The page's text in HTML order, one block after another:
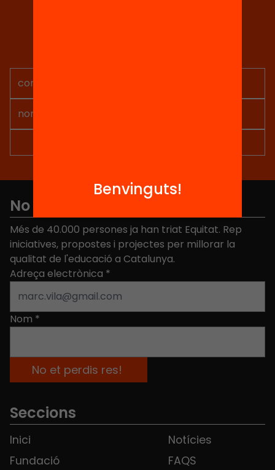
permetrà identificar, juntament amb […]
No et perdis res
Més de 40.000 persones ja han triat Equitat. Rep
iniciatives, propostes i projectes per millorar la
qualitat de l'educació a Catalunya.
Adreça electrònica *
Nom *
Seccions
Inici
Fundació
Notícies
FAQS
Benvinguts!